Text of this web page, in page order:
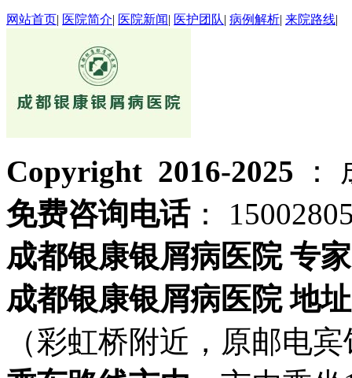
网站首页| 医院简介| 医院新闻| 医护团队| 病例解析| 来院路线|
Copyright 2016-2025
：
免费咨询电话：
成都银康银屑病医院 专
成都银康银屑病医院 地址
（彩虹桥附近，原邮电